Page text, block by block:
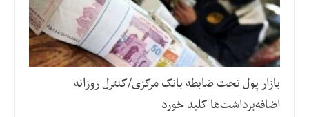
بازار پول تحت ضابطه بانک مرکزی/کنترل روزانه
اضافه‌برداشت‌ها کلید خورد